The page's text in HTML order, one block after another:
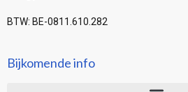
BTW: BE-0811.610.282
Bijkomende info